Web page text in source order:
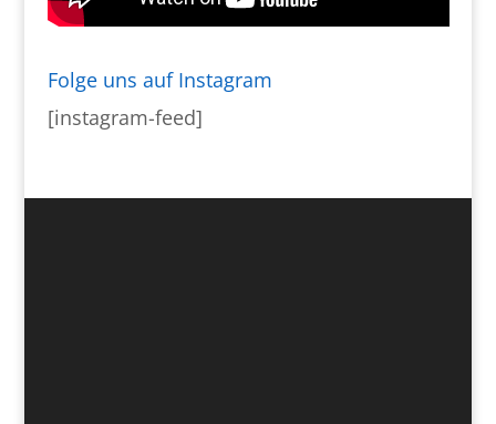
Folge uns auf Instagram
[instagram-feed]